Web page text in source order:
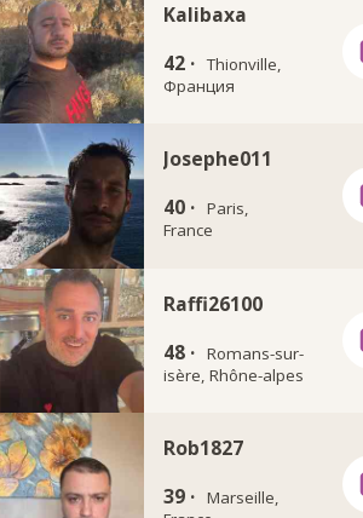
Kalibaxa
42 · Thionville,
Франция
Josephe011
40 · Paris,
France
Raffi26100
48 · Romans-sur-
isère, Rhône-alpes
Rob1827
39 · Marseille,